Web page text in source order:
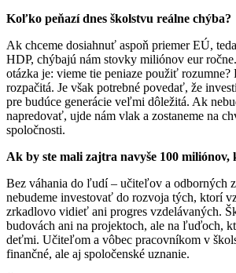
Koľko peňazí dnes školstvu reálne chýba?
Ak chceme dosiahnuť aspoň priemer EÚ,
HDP, chýbajú nám stovky miliónov eur
otázka je: vieme tie peniaze použiť
rozpačitá. Je však potrebné povedať, že
pre budúce generácie veľmi dôležitá. Ak
napredovať, ujde nám vlak a zostaneme na
spoločnosti.
Ak by ste mali zajtra navyše 100 miliónov,
Bez váhania do ľudí – učiteľov a odborných
nebudeme investovať do rozvoja tých, ktorí
zrkadlovo vidieť ani progres vzdelávaných.
budovách ani na projektoch, ale na ľuďoch,
deťmi. Učiteľom a vôbec pracovníkom v
finančné, ale aj spoločenské uznanie.